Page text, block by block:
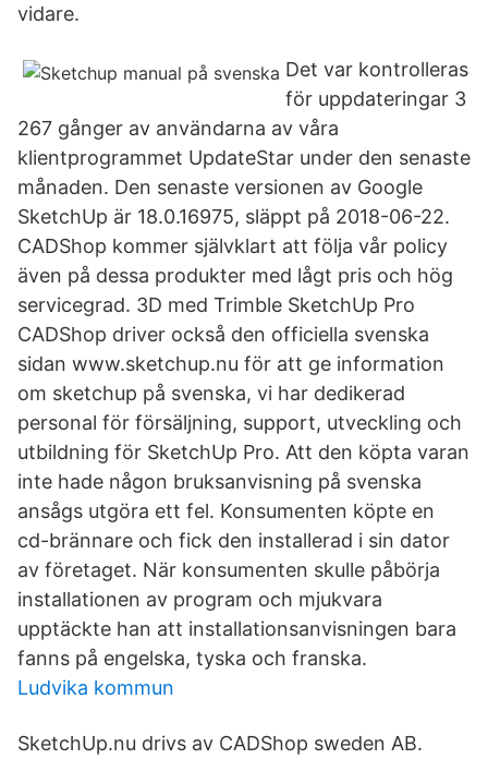
vidare.
Det var kontrolleras
för uppdateringar 3
267 gånger av användarna av våra
klientprogrammet UpdateStar under den senaste
månaden. Den senaste versionen av Google
SketchUp är 18.0.16975, släppt på 2018-06-22.
CADShop kommer självklart att följa vår policy
även på dessa produkter med lågt pris och hög
servicegrad. 3D med Trimble SketchUp Pro
CADShop driver också den officiella svenska
sidan www.sketchup.nu för att ge information
om sketchup på svenska, vi har dedikerad
personal för försäljning, support, utveckling och
utbildning för SketchUp Pro. Att den köpta varan
inte hade någon bruksanvisning på svenska
ansågs utgöra ett fel. Konsumenten köpte en
cd-brännare och fick den installerad i sin dator
av företaget. När konsumenten skulle påbörja
installationen av program och mjukvara
upptäckte han att installationsanvisningen bara
fanns på engelska, tyska och franska.
Ludvika kommun
SketchUp.nu drivs av CADShop sweden AB.